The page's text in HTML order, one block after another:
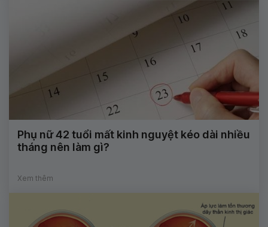
Phụ nữ 42 tuổi mất kinh nguyệt kéo dài nhiều
tháng nên làm gì?
Xem thêm